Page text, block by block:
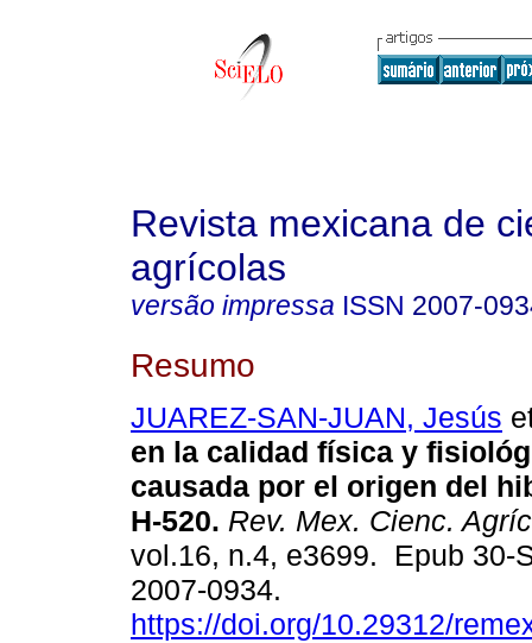
Revista mexicana de
agrícolas
versão impressa ISSN 2007-
Resumo
JUAREZ-SAN-JUAN, Jesús
en la calidad física y
causada por el origen del
H-520. Rev. Mex. Cienc. Agríc
vol.16, n.4, e3699. Epub 30-
2007-0934.
https://doi.org/10.29312/